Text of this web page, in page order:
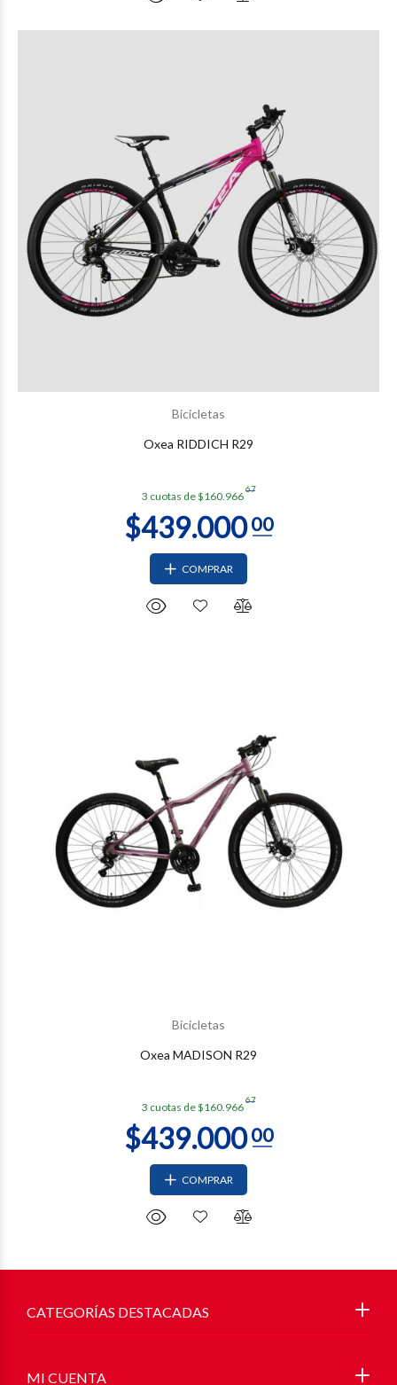
Bicicletas
Oxea RIDDICH R29
3 cuotas de $160.966
67
COMPRAR
Bicicletas
Oxea MADISON R29
3 cuotas de $160.966
67
COMPRAR
CATEGORÍAS DESTACADAS
MI CUENTA